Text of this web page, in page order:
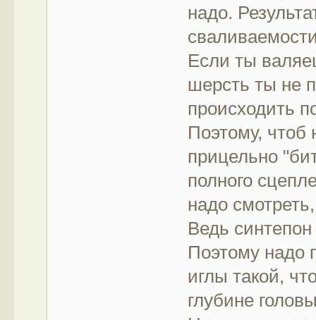
надо.
Если ты
шерсть ты не
происходить
Поэтому, чтоб
прицельно
полного
надо
Ведь
Поэтому надо
иглы такой,
глубине